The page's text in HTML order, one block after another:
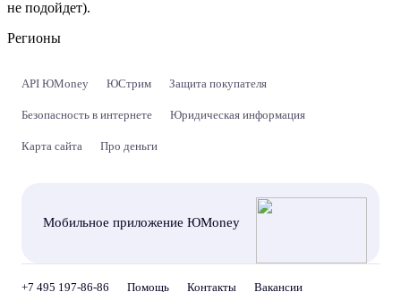
не подойдет).
Регионы
API ЮMoney ЮСтрим Защита покупателя
Безопасность в интернете Юридическая информация
Карта сайта Про деньги
Мобильное приложение ЮMoney
+7 495 197-86-86 Помощь Контакты Вакансии